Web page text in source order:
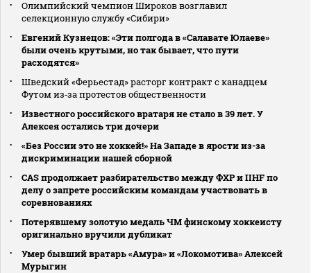
Олимпийский чемпион Широков возглавил
селекционную службу «Сибири»
Евгений Кузнецов: «Эти полгода в «Салавате Юлаеве»
были очень крутыми, но так бывает, что пути
расходятся»
Шведский «Ферьестад» расторг контракт с канадцем
Футом из‑за протестов общественности
Известного российского вратаря не стало в 39 лет. У
Алексея остались три дочери
«Без России это не хоккей!» На Западе в ярости из-за
дискриминации нашей сборной
CAS продолжает разбирательство между ФХР и IIHF по
делу о запрете российским командам участвовать в
соревнованиях
Потерявшему золотую медаль ЧМ финскому хоккеисту
оригинально вручили дубликат
Умер бывший вратарь «Амура» и «Локомотива» Алексей
Мурыгин